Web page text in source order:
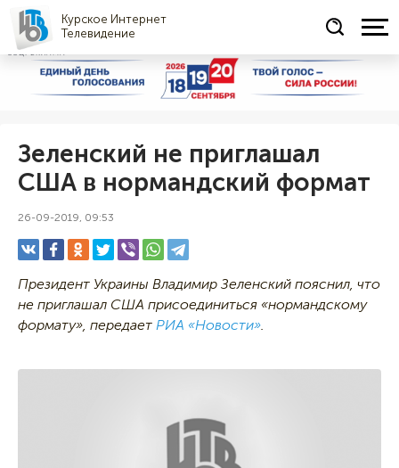
Курское Интернет
Телевидение
СОЦРЕКЛАМА
Зеленский не приглашал
США в нормандский формат
26-09-2019, 09:53
Президент Украины Владимир Зеленский пояснил, что
не приглашал США присоединиться «нормандскому
формату», передает РИА «Новости»